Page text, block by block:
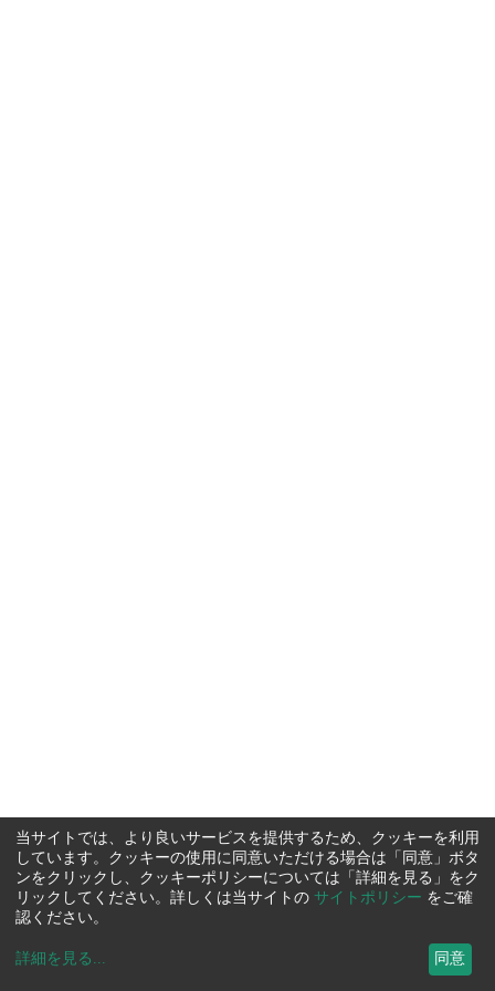
当サイトでは、より良いサービスを提供するため、クッキーを利用
しています。クッキーの使用に同意いただける場合は「同意」ボタ
ンをクリックし、クッキーポリシーについては「詳細を見る」をク
リックしてください。詳しくは当サイトの サイトポリシー をご確
認ください。
詳細を見る ... 同意